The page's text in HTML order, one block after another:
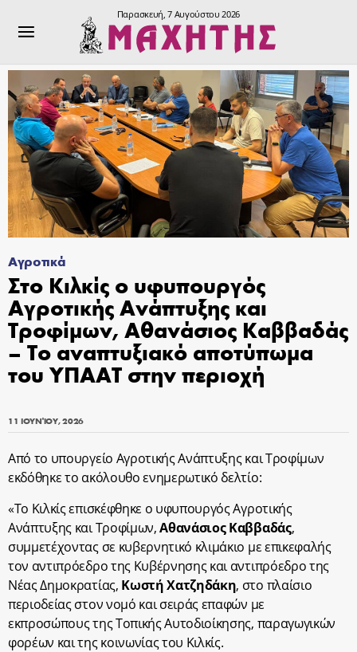
Παρασκευή, 7 Αυγούστου 2026
Αγροτικά
Στο Κιλκίς ο υφυπουργός
Αγροτικής Ανάπτυξης και
Τροφίμων, Αθανάσιος Καββαδάς
– Το αναπτυξιακό αποτύπωμα
του ΥΠΑΑΤ στην περιοχή
11 ΙΟΥΝΊΟΥ, 2026
Από το υπουργείο Αγροτικής Ανάπτυξης και Τροφίμων
εκδόθηκε το ακόλουθο ενημερωτικό δελτίο:
«Το Κιλκίς επισκέφθηκε ο υφυπουργός Αγροτικής
Ανάπτυξης και Τροφίμων,Αθανάσιος Καββαδάς,
συμμετέχοντας σε κυβερνητικό κλιμάκιο με επικεφαλής
τον αντιπρόεδρο της Κυβέρνησης και αντιπρόεδρο της
Νέας Δημοκρατίας, Κωστή Χατζηδάκη, στο πλαίσιο
περιοδείας στον νομό και σειράς επαφών με
εκπροσώπους της Τοπικής Αυτοδιοίκησης, παραγωγικών
φορέων και της κοινωνίας του Κιλκίς.